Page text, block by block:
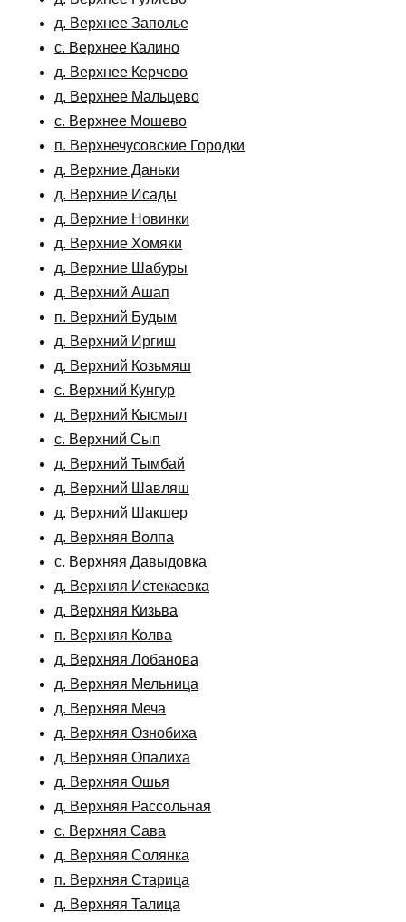
д. Верхнее Заполье
с. Верхнее Калино
д. Верхнее Керчево
д. Верхнее Мальцево
с. Верхнее Мошево
п. Верхнечусовские Городки
д. Верхние Даньки
д. Верхние Исады
д. Верхние Новинки
д. Верхние Хомяки
д. Верхние Шабуры
д. Верхний Ашап
п. Верхний Будым
д. Верхний Иргиш
д. Верхний Козьмяш
с. Верхний Кунгур
д. Верхний Кысмыл
с. Верхний Сып
д. Верхний Тымбай
д. Верхний Шавляш
д. Верхний Шакшер
д. Верхняя Волпа
с. Верхняя Давыдовка
д. Верхняя Истекаевка
д. Верхняя Кизьва
п. Верхняя Колва
д. Верхняя Лобанова
д. Верхняя Мельница
д. Верхняя Меча
д. Верхняя Ознобиха
д. Верхняя Опалиха
д. Верхняя Ошья
д. Верхняя Рассольная
с. Верхняя Сава
д. Верхняя Солянка
п. Верхняя Старица
д. Верхняя Талица